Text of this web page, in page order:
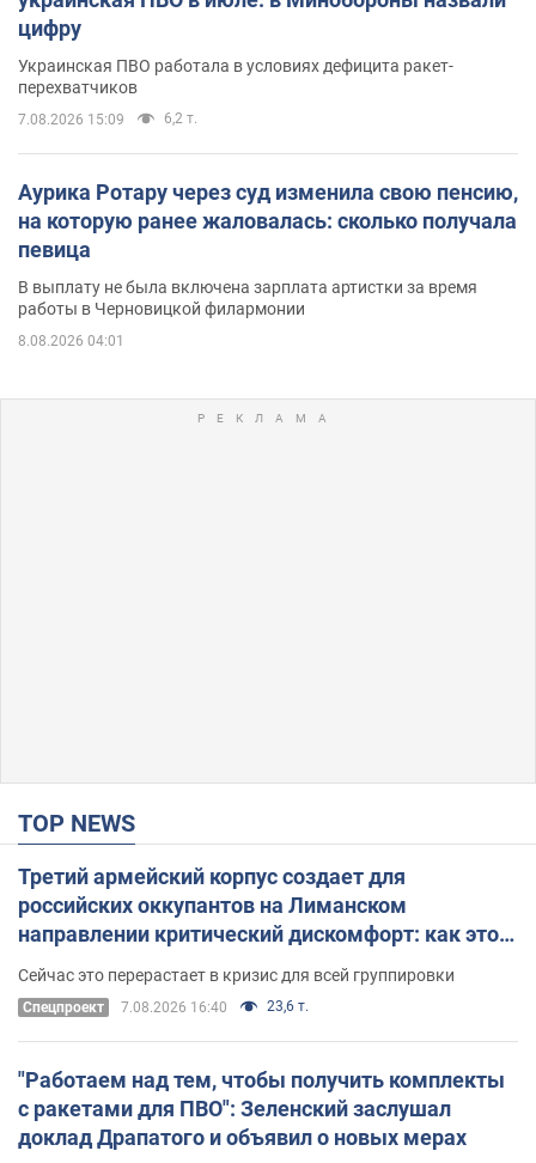
цифру
Украинская ПВО работала в условиях дефицита ракет-
перехватчиков
7.08.2026 15:09 6,2 т.
Аурика Ротару через суд изменила свою пенсию,
на которую ранее жаловалась: сколько получала
певица
В выплату не была включена зарплата артистки за время
работы в Черновицкой филармонии
8.08.2026 04:01
TOP NEWS
Третий армейский корпус создает для
российских оккупантов на Лиманском
направлении критический дискомфорт: как это
удалось
Сейчас это перерастает в кризис для всей группировки
Спецпроект 7.08.2026 16:40 23,6 т.
"Работаем над тем, чтобы получить комплекты
с ракетами для ПВО": Зеленский заслушал
доклад Драпатого и объявил о новых мерах